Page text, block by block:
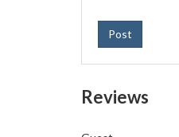
Post
Reviews